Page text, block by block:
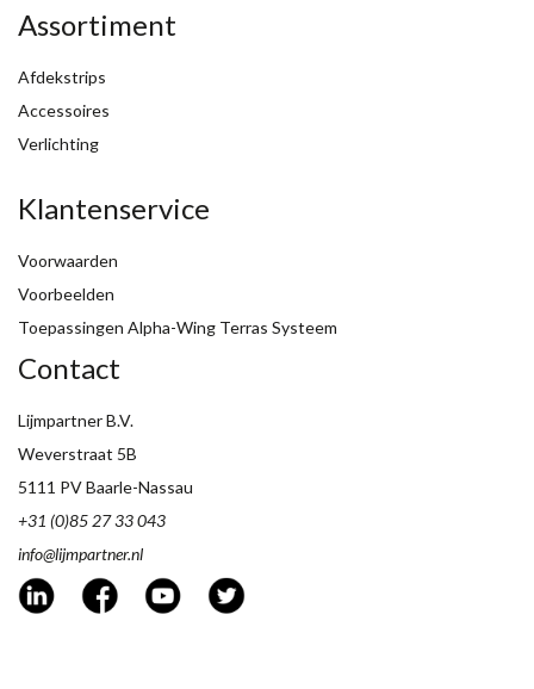
Assortiment
Afdekstrips
Accessoires
Verlichting
Klantenservice
Voorwaarden
Voorbeelden
Toepassingen Alpha-Wing Terras Systeem
Contact
Lijmpartner B.V.
Weverstraat 5B
5111 PV Baarle-Nassau
+31 (0)85 27 33 043
info@lijmpartner.nl